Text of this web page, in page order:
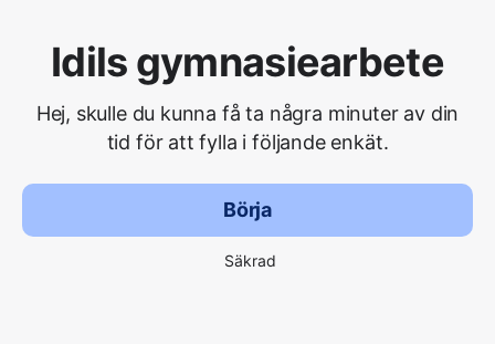
Idils gymnasiearbete
Hej, skulle du kunna få ta några minuter av din
tid för att fylla i följande enkät.
Börja
Säkrad